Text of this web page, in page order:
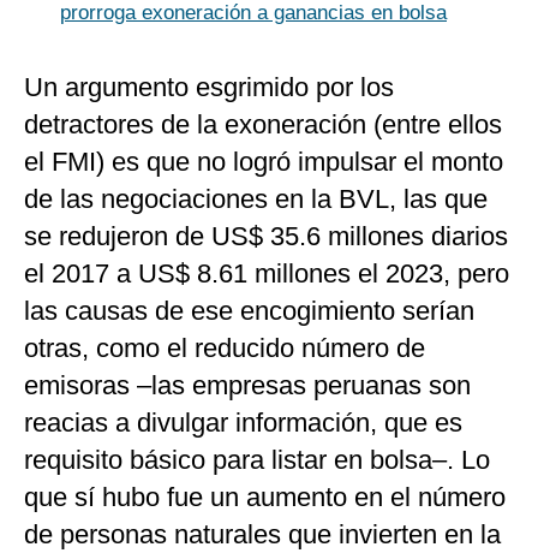
prorroga exoneración a ganancias en bolsa
Un argumento esgrimido por los
detractores de la exoneración (entre ellos
el FMI) es que no logró impulsar el monto
de las negociaciones en la BVL, las que
se redujeron de US$ 35.6 millones diarios
el 2017 a US$ 8.61 millones el 2023, pero
las causas de ese encogimiento serían
otras, como el reducido número de
emisoras –las empresas peruanas son
reacias a divulgar información, que es
requisito básico para listar en bolsa–. Lo
que sí hubo fue un aumento en el número
de personas naturales que invierten en la